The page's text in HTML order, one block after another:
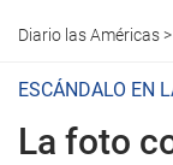
Diario las Américas>
ESCÁNDALO EN
La foto